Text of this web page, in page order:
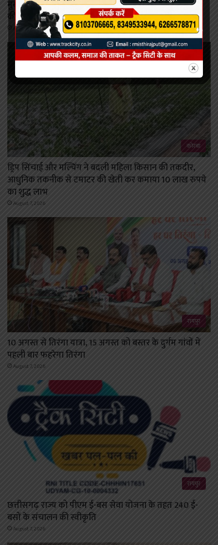
मुख्यमंत्री विष्णु देव साय ने महतारी वंदन योजना की 30वीं किश्त
की राशि महिलाओं के खातों में की अंतरित
August 7, 2026
कोरबा
ड्रिप सिंचाई और मल्चिंग ने बदली महिला किसान की तकदीर,
आधुनिक तकनीक से टमाटर की खेती कर कमाया 10 लाख रुपये
का शुद्ध लाभ
August 7, 2026
रायपुर
10 अगस्त से तिरंगा यात्रा, 15 अगस्त को बस्तर के दुर्गम गांवों में
पहली बार फहरेगा तिरंगा
August 7, 2026
रायपुर
छत्तीसगढ़ राज्य को पीएम ई-बस सेवा योजना के तहत 240 ई-
बसों के संचालन की स्वीकृति
August 7, 2026